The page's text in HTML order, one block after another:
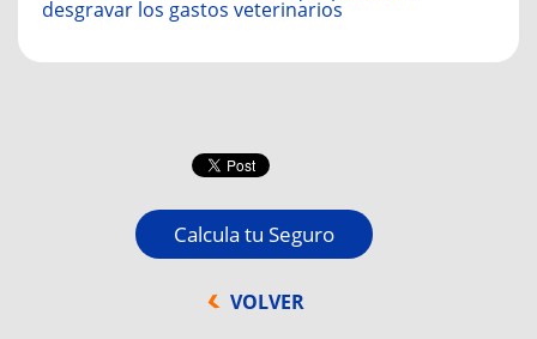
desgravar los gastos veterinarios
Calcula tu Seguro
VOLVER